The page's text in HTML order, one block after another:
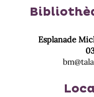
Esplanade